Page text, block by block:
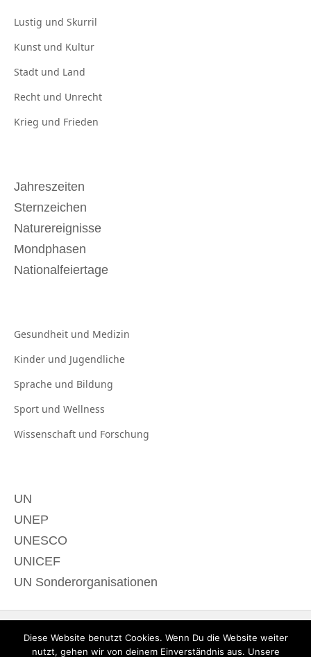
Lustig und Skurril
Kunst und Kultur
Stadt und Land
Recht und Unrecht
Krieg und Frieden
Jahreszeiten
Sternzeichen
Naturereignisse
Mondphasen
Nationalfeiertage
Gesundheit und Medizin
Kinder und Jugendliche
Sprache und Bildung
Sport und Wellness
Wissenschaft und Forschung
UN
UNEP
UNESCO
UNICEF
UN Sonderorganisationen
Diese Website benutzt Cookies. Wenn Du die Website weiter
nutzt, gehen wir von deinem Einverständnis aus. Unsere